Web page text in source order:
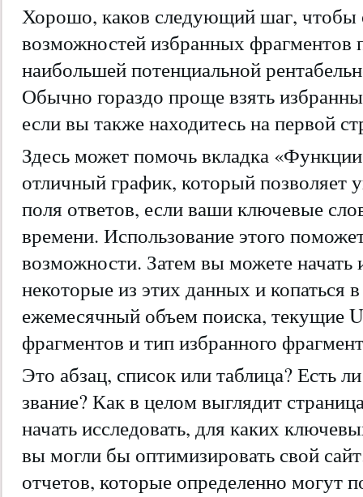
Хорошо, каков следующий шаг, чтобы
возможностей избранных
наибольшей потенциальной
Обычно гораздо проще взять
если вы также находитесь на первой
Здесь может помочь вкладка
отличный график, который позволяет
поля ответов, если ваши ключевые
времени. Использование этого
возможности. Затем вы можете начать
некоторые из этих данных и копаться
ежемесячный объем поиска, текущие
фрагментов и тип избранного
Это абзац, список или таблица? Есть
звание? Как в целом выглядит
начать исследовать, для каких
вы могли бы оптимизировать свой
отчетов, которые определенно могут